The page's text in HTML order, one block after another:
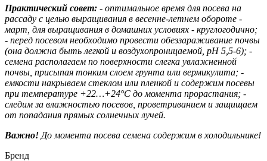
Практический совет: - оптимальное время для посева на
рассаду с целью выращивания в весенне-летнем обороте -
март, для выращивания в домашних условиях - круглогодично;
- перед посевом необходимо провести обеззараживание почвы
(она должна быть легкой и воздухопроницаемой, pH 5,5-6); -
семена располагаем по поверхности слегка увлажненной
почвы, присыпая тонким слоем грунта или вермикулита; -
емкости накрываем стеклом или пленкой и содержим посевы
при температуре +22…+24°С до момента прорастания; -
следим за влажностью посевов, проветриванием и защищаем
от попадания прямых солнечных лучей.
Важно! До момента посева семена содержим в холодильнике!
Бренд